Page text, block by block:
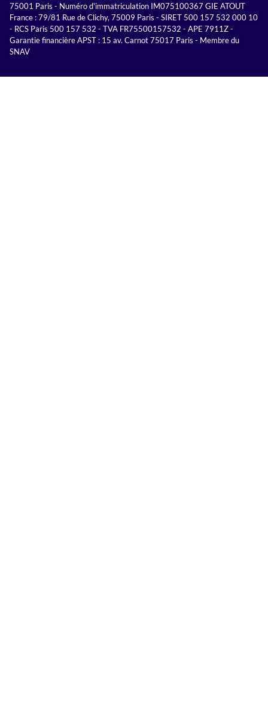
75001 Paris - Numéro d'immatriculation IM075100367 GIE ATOUT
France : 79/81 Rue de Clichy, 75009 Paris - SIRET 500 157 532 000 10
- RCS Paris 500 157 532 - TVA FR75500157532 - APE 7911Z -
Garantie financière APST : 15 av. Carnot 75017 Paris - Membre du
SNAV